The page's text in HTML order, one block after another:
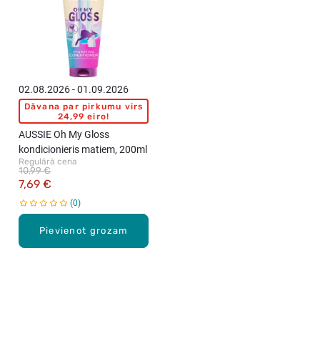
Pievienot grozam
02.08.2026 - 01.09.2026
Dāvana par pirkumu virs
24,99 eiro!
AUSSIE Oh My Gloss
kondicionieris matiem, 200ml
Regulārā cena
7,69 €
10,99 €
0